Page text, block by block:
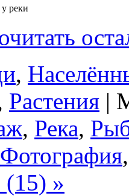
реки
,
Растения |
, Река,
Фотография
»